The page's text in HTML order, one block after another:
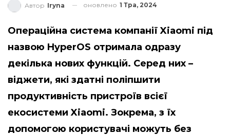
Автор Iryna оновлено 1 Тра, 2024
Операційна система компанії Xiaomi під
назвою HyperOS отримала одразу
декілька нових функцій. Серед них –
віджети, які здатні поліпшити
продуктивність пристроїв всієї
екосистеми Xiaomi. Зокрема, з їх
допомогою користувачі можуть без